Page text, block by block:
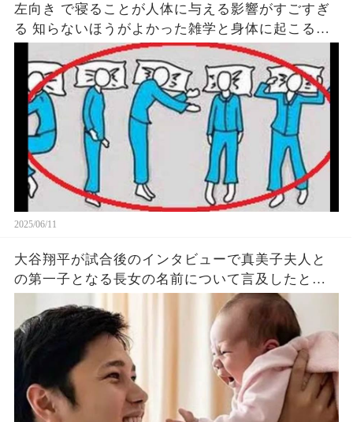
左向き で寝ることが人体に与える影響がすごすぎ
る 知らないほうがよかった雑学と身体に起こる現
象がヤバい… 驚くべき 大人の 面白いけど知ると後
悔
2025/06/11
大谷翔平が試合後のインタビューで真美子夫人と
の第一子となる長女の名前について言及したと話
題に！山本由伸や佐々木朗希は知ってそう！